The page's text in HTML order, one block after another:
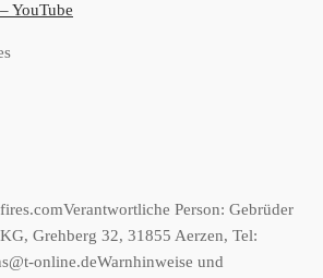
YouTube
Verantwortliche Person: Gebrüder
Grehberg 32, 31855 Aerzen, Tel:
online.deWarnhinweise und